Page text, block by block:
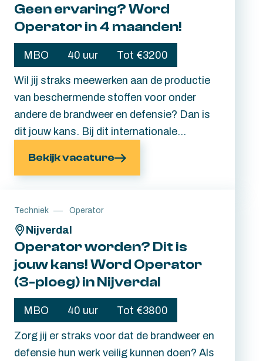
Geen ervaring? Word
Operator in 4 maanden!
MBO
40 uur Tot €3200
Wil jij straks meewerken aan de productie
van beschermende stoffen voor onder
andere de brandweer en defensie? Dan is
dit jouw kans. Bij dit internationale
Operator gewoon in de praktijk. Ervaring is
mouwen steekt en wilt leren, zorgen wij
voor de rest. Tijdens een interne opleiding
van 4 maanden word je stap voor stap
klaargestoomd om zelfstandig als
Operator A of B aan de slag te gaan.
Bekijk vacature
Techniek Operator
Operator worden? Dit is
jouw kans! Word Operator
(3-ploeg) in Nijverdal
MBO
40 uur Tot €3800
Nijverdal
Zorg jij er straks voor dat de brandweer en
defensie hun werk veilig kunnen doen? Als